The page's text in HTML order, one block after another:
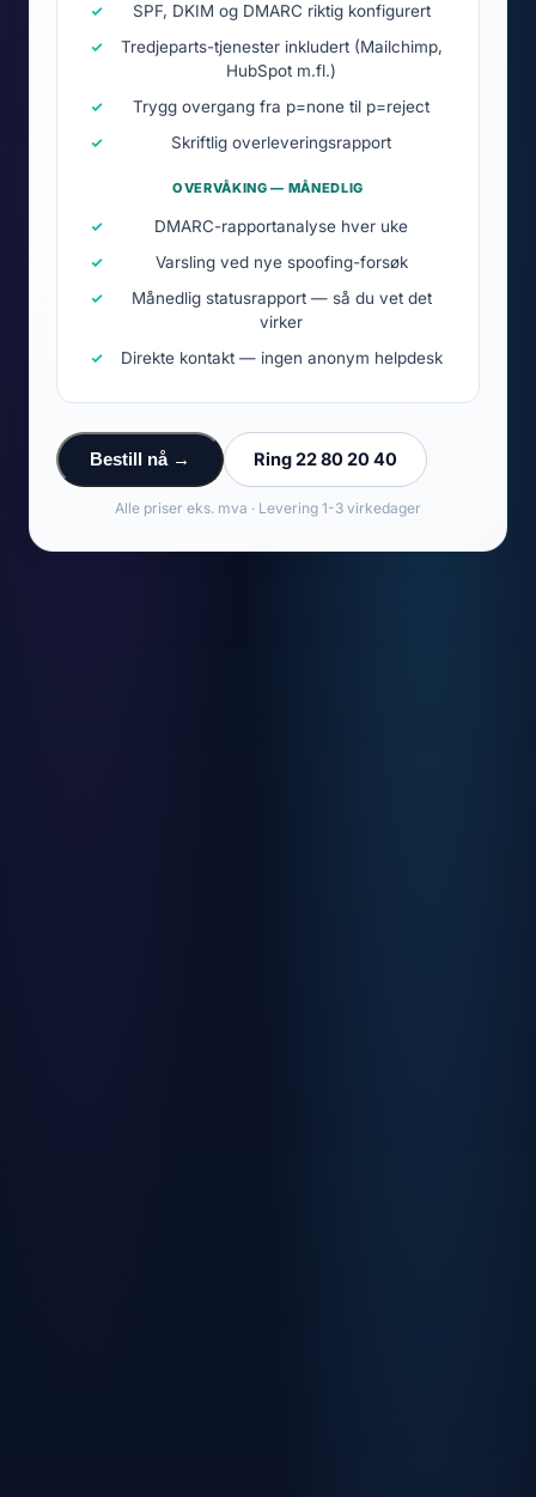
SPF, DKIM og DMARC riktig konfigurert
Tredjeparts-tjenester inkludert (Mailchimp,
HubSpot m.fl.)
Trygg overgang fra p=none til p=reject
Skriftlig overleveringsrapport
OVERVÅKING — MÅNEDLIG
DMARC-rapportanalyse hver uke
Varsling ved nye spoofing-forsøk
Månedlig statusrapport — så du vet det
virker
Direkte kontakt — ingen anonym helpdesk
Bestill nå → Ring 22 80 20 40
Alle priser eks. mva · Levering 1-3 virkedager